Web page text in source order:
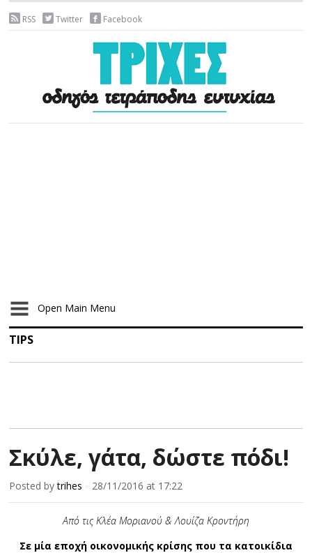
RSS Twitter Facebook
Open Main Menu
TIPS
Σκύλε, γάτα, δώστε πόδι!
Posted bytrihes 28/11/2016 at 17:22
Από τις Κλέα Μοριανού & Λουίζα Κροντήρη
Σε μία εποχή οικονομικής κρίσης που τα κατοικίδια